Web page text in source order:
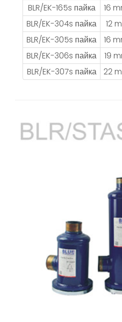
BLR/EK-165s пайка
16
BLR/EK-304s пайка
12
BLR/EK-305s пайка
16
BLR/EK-306s пайка
19
BLR/EK-307s пайка
22